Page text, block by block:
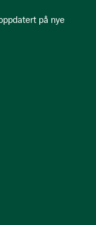
på nye